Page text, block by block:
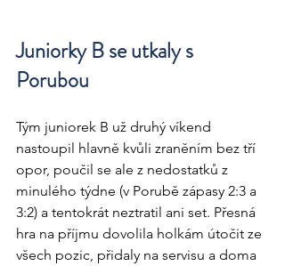
Juniorky B se utkaly s
Porubou
Tým juniorek B už druhý víkend
nastoupil hlavně kvůli zraněním bez tří
opor, poučil se ale z nedostatků z
minulého týdne (v Porubě zápasy 2:3 a
3:2) a tentokrát neztratil ani set. Přesná
hra na příjmu dovolila holkám útočit ze
všech pozic, přidaly na servisu a doma